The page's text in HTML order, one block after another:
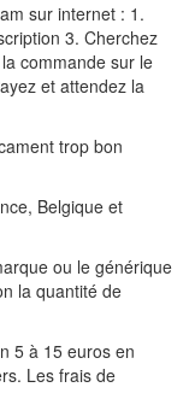
sur internet : 1.
3. Cherchez
commande sur le
et attendez la
trop bon
Belgique et
ou le générique
la quantité de
5 à 15 euros en
Les frais de